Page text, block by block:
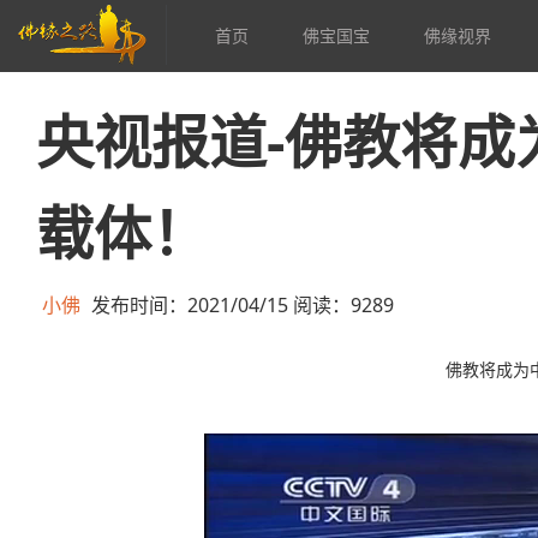
首页 佛宝国宝 佛缘视界
央视报道-佛教将
载体！
小佛 发布时间：2021/04/15 阅读：9289
佛教将成为